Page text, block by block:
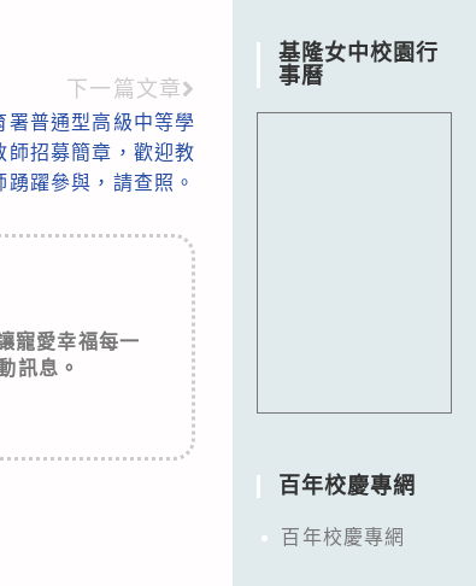
下一篇文章
署普通型高級中等學
招募簡章，歡迎教
踴躍參與，請查照。
寵愛幸福每一
訊息。
基隆女中校園行
事曆
百年校慶專網
百年校慶專網